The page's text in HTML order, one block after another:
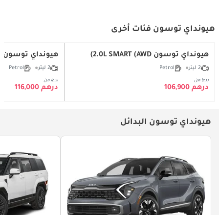
هيونداي توسون فئات أخرى
هيونداي توسون 2.0L SMART (AWD)
2 ليتر Petrol
بدءا من
درهم 106,900
هيونداي توسون 2.0L SMART (FWD)
2 ليتر Petrol
بدءا من
درهم 116,000
هيونداي توسون البدائل